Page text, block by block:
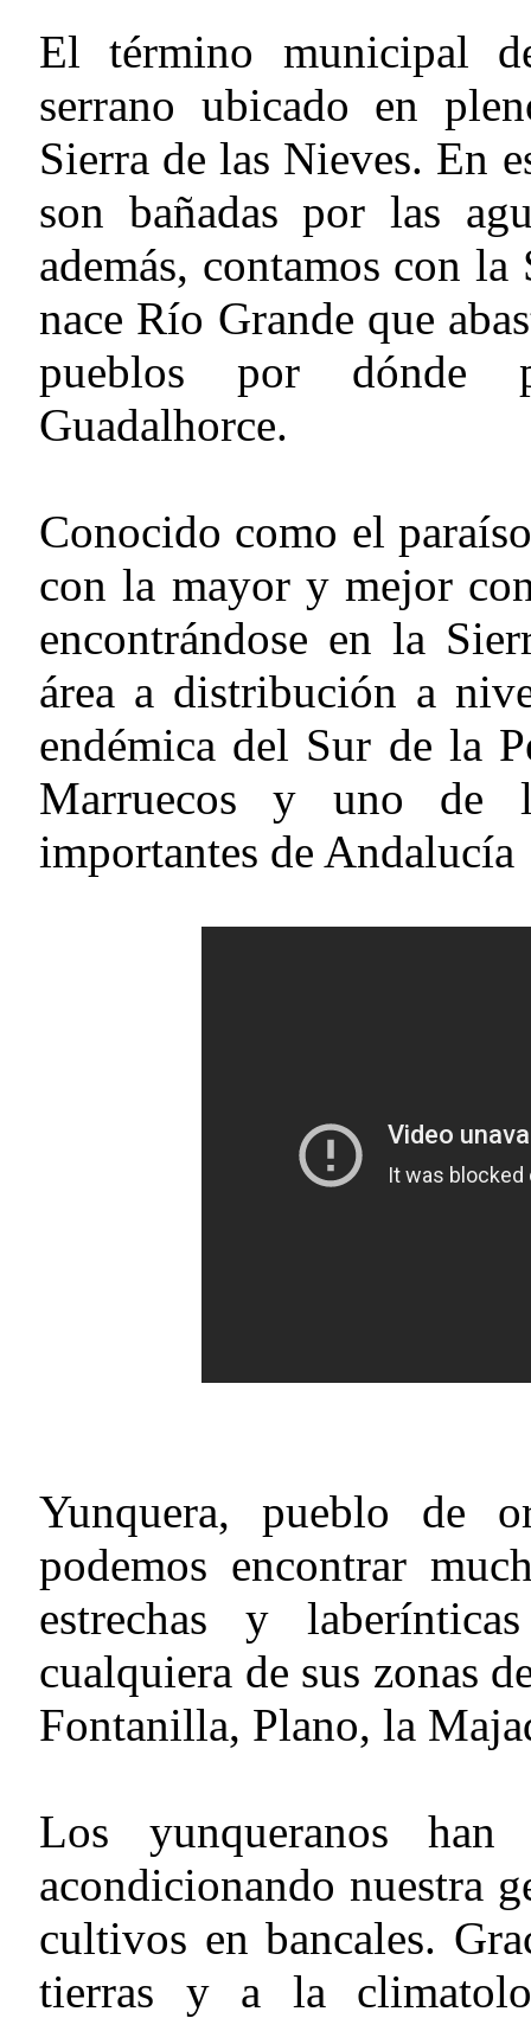
El término municipal
serrano ubicado en
Sierra de las Nieves. En
son bañadas por las
además, contamos con
nace Río Grande que
pueblos por dónde
Guadalhorce.
Conocido como el
con la mayor y mejor
encontrándose en la
área a distribución a
endémica del Sur de la
Marruecos y uno de
importantes de Andalucía
Yunquera, pueblo de
podemos encontrar
estrechas y
cualquiera de sus zonas
Fontanilla, Plano, la
Los yunqueranos
acondicionando nuestra
cultivos en bancales.
tierras y a la